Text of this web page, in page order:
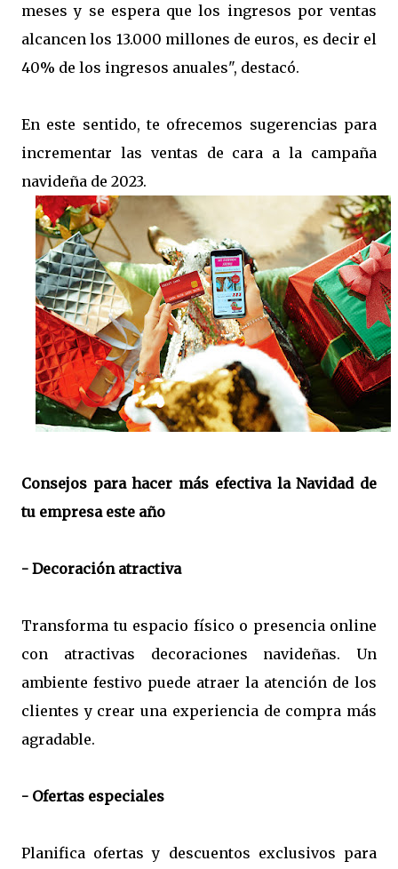
meses y se espera que los ingresos por ventas
alcancen los 13.000 millones de euros, es decir el
40% de los ingresos anuales", destacó.
En este sentido, te ofrecemos sugerencias para
incrementar las ventas de cara a la campaña
navideña de 2023.
Consejos para hacer más efectiva la Navidad de
tu empresa este año
- Decoración atractiva
Transforma tu espacio físico o presencia online
con atractivas decoraciones navideñas. Un
ambiente festivo puede atraer la atención de los
clientes y crear una experiencia de compra más
agradable.
- Ofertas especiales
Planifica ofertas y descuentos exclusivos para